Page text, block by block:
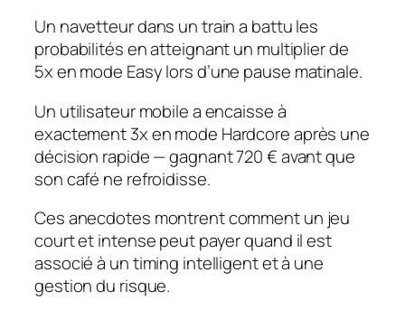
Un navetteur dans un train a battu les
probabilités en atteignant un multiplier de
5x en mode Easy lors d’une pause matinale.
Un utilisateur mobile a encaisse à
exactement 3x en mode Hardcore après une
décision rapide — gagnant 720 € avant que
son café ne refroidisse.
Ces anecdotes montrent comment un jeu
court et intense peut payer quand il est
associé à un timing intelligent et à une
gestion du risque.